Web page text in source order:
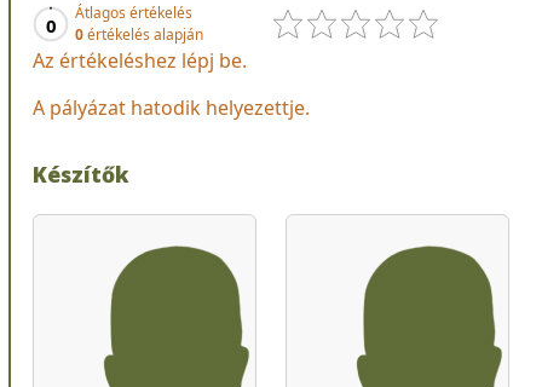
0
Átlagos értékelés
0értékelés alapján
Az értékeléshez lépj be.
A pályázat hatodik helyezettje.
Készítők